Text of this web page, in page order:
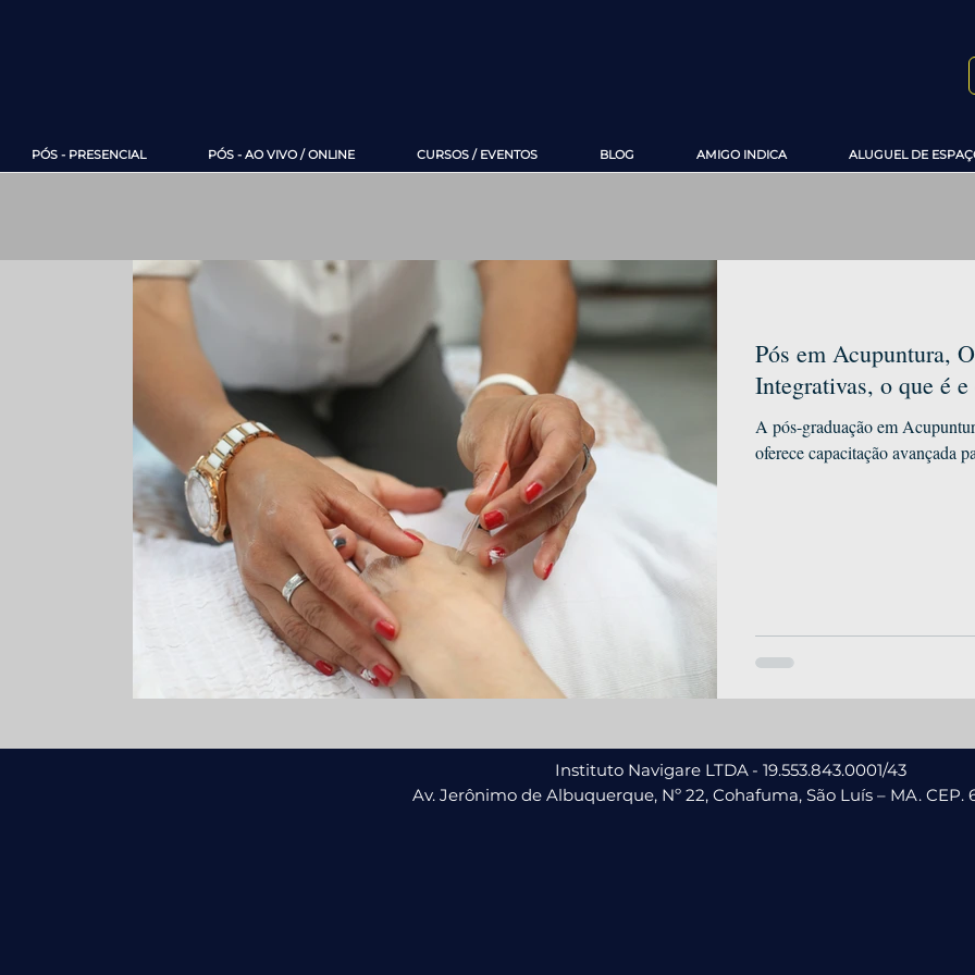
PÓS - PRESENCIAL PÓS - AO VIVO / ONLINE CURSOS / EVENTOS BLOG AMIGO INDICA ALUGUEL DE
Pós em Acupuntura,
Integrativas, o que é e
A pós-graduação em
oferece capacitação avançada
Instituto Navigare LTDA - 19.553.843.0001/43
Av. Jerônimo de Albuquerque, Nº 22, Cohafuma, São Luís – MA. CEP.